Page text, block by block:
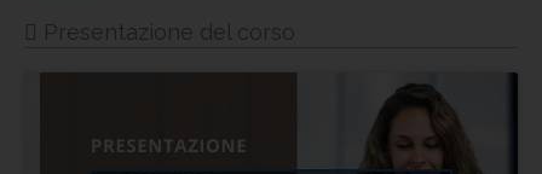
Presentazione del corso